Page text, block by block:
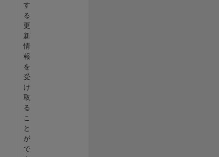
す
る
更
新
情
報
を
受
け
取
る
こ
と
が
で